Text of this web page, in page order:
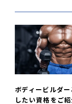
ボディービルダ
したい資格をご紹